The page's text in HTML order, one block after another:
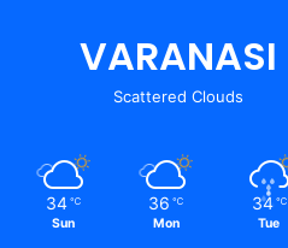
VARANASI
Scattered Clouds
34 ℃
Sun
36 ℃
Mon
34 ℃
Tue